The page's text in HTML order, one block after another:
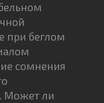
при беглом
сомнения
Может ли